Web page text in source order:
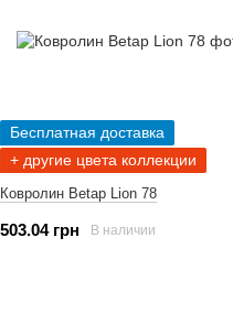
Бесплатная доставка
+ другие цвета коллекции
Ковролин Betap Lion 78
503.04 грн В наличии